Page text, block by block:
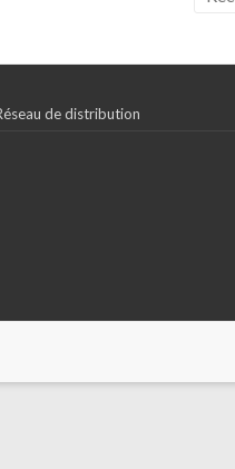
de distribution